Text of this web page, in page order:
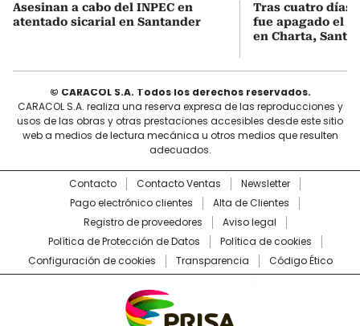
Asesinan a cabo del INPEC en
atentado sicarial en Santander
Tras cuatro días
fue apagado el
en Charta,
© CARACOL S.A. Todos los derechos reservados.
CARACOL S.A. realiza una reserva expresa de las reproducciones y
usos de las obras y otras prestaciones accesibles desde este sitio
web a medios de lectura mecánica u otros medios que resulten
adecuados.
Contacto Contacto Ventas
Newsletter
Pago electrónico clientes
Alta de Clientes
Registro de proveedores
Aviso legal
Política de Protección de Datos
Política de cookies
Configuración de cookies
Transparencia Código Ético